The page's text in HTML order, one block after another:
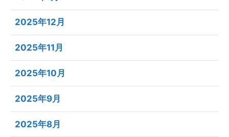
2025年12月
2025年11月
2025年10月
2025年9月
2025年8月